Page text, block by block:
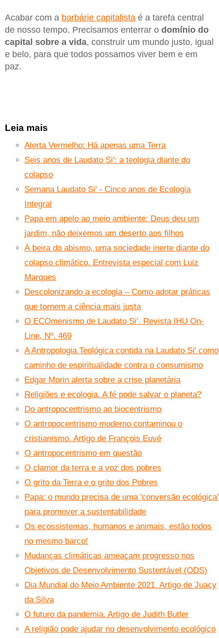
Acabar com a barbárie capitalista é a tarefa central
de nosso tempo. Precisamos enterrar o domínio do
capital sobre a vida, construir um mundo justo, igual
e belo, para que todos possamos viver bem e em
paz.
Leia mais
Alerta Vermelho: Há apenas uma Terra
Seis anos de Laudato Si': a teologia diante do
colapso
Semana Laudato Si' - Cinco anos de Ecologia
Integral
Papa em apelo ao meio ambiente: Deus deu um
jardim, não deixemos um deserto aos filhos
À beira do abismo, uma sociedade inerte diante do
colapso climático. Entrevista especial com Luiz
Marques
Descolonizando a ecologia – Como adotar práticas
que tornem a ciência mais justa
O ECOmenismo de Laudato Si’. Revista IHU On-
Line, Nº. 469
A Antropologia Teológica contida na Laudato Si' como
caminho de espiritualidade contra o consumismo
Edgar Morin alerta sobre a crise planetária
Religiões e ecologia. A fé pode salvar o planeta?
Do antropocentrismo ao biocentrismo
O antropocentrismo moderno contaminou o
cristianismo. Artigo de François Euvé
O antropocentrismo em questão
O clamor da terra e a voz dos pobres
O grito da Terra e o grito dos Pobres
Papa: o mundo precisa de uma 'conversão ecológica'
para promover a sustentabilidade
Os ecossistemas, humanos e animais, estão todos
no mesmo barco!
Mudanças climáticas ameaçam progresso nos
Objetivos de Desenvolvimento Sustentável (ODS)
Dia Mundial do Meio Ambiente 2021. Artigo de Juacy
da Silva
O futuro da pandemia. Artigo de Judith Butler
A religião pode ajudar no desenvolvimento ecológico